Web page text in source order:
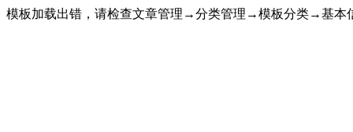
模板加载出错，请检查文章管理→分类管理→模板分类→基本